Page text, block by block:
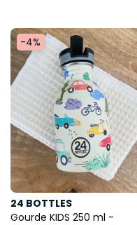
-4%
24 BOTTLES
Gourde KIDS 250 ml -